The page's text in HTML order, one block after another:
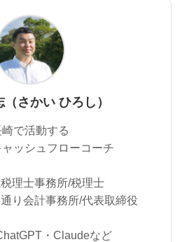
さかい ひろし）
で活動する
ッシュフローコーチ
理士事務所/税理士
り会計事務所/代表取締役
・Claudeなど